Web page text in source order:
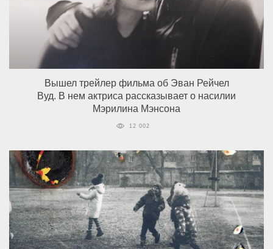
Вышел трейлер фильма об Эван Рейчел
Вуд. В нем актриса рассказывает о насилии
Мэрилина Мэнсона
12 002